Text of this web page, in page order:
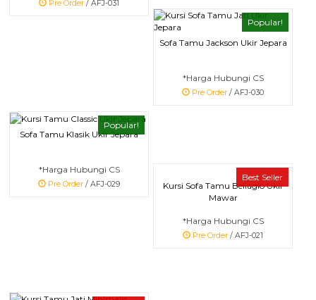
Pre Order / AFJ-031
Popular!
Sofa Tamu Jackson Ukir Jepara
*Harga Hubungi CS
Pre Order / AFJ-030
Popular!
Sofa Tamu Klasik Ukir Jepara
*Harga Hubungi CS
Pre Order / AFJ-029
Best Seller
Kursi Sofa Tamu Bellagio Ukir
Mawar
*Harga Hubungi CS
Pre Order / AFJ-021